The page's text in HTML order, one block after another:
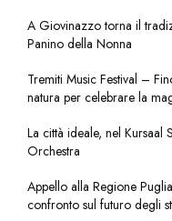
A Giovinazzo torna il
Panino della Nonna
Tremiti Music Festival –
natura per celebrare la
La città ideale, nel
Orchestra
Appello alla Regione
confronto sul futuro degli